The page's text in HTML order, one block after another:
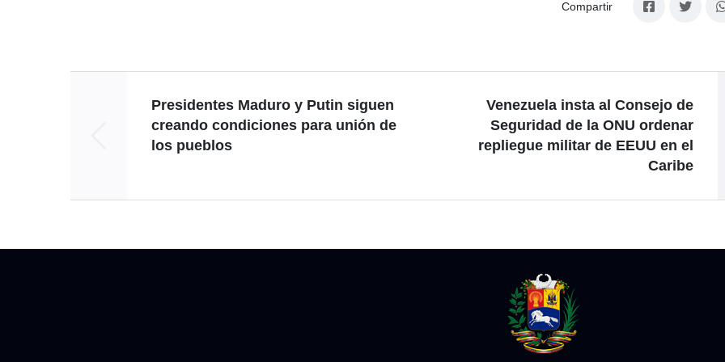
Compartir
Presidentes Maduro y Putin siguen
creando condiciones para unión de
los pueblos
Venezuela insta al Consejo de
Seguridad de la ONU ordenar
repliegue militar de EEUU en el
Caribe